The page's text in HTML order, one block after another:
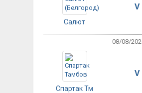
Салют
V
08/08/
Спартак Тм
V